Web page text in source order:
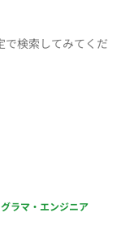
で検索してみてくだ
ラマ・エンジニア